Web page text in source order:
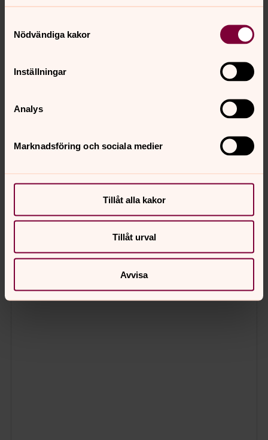
Nödvändiga kakor
Inställningar
Analys
Marknadsföring och sociala medier
Tillåt alla kakor
Tillåt urval
Avvisa